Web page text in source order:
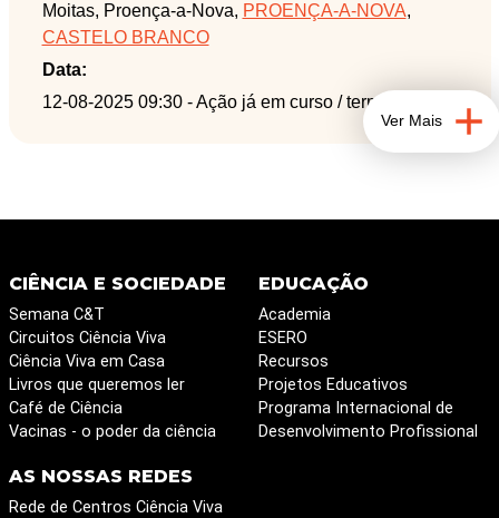
Moitas, Proença-a-Nova, PROENÇA-A-NOVA,
CASTELO BRANCO
Data:
12-08-2025 09:30 - Ação já em curso / terminada
Ver Mais
CIÊNCIA E SOCIEDADE
Semana C&T
Circuitos Ciência Viva
Ciência Viva em Casa
Livros que queremos ler
Café de Ciência
Vacinas - o poder da ciência
EDUCAÇÃO
Academia
ESERO
Recursos
Projetos Educativos
Programa Internacional de
Desenvolvimento Profissional
AS NOSSAS REDES
Rede de Centros Ciência Viva